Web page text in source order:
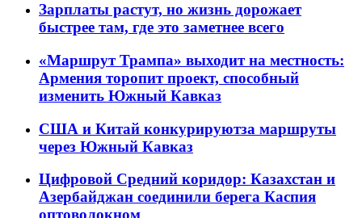
Зарплаты растут, но жизнь дорожает
быстрее там, где это заметнее всего
«Маршрут Трампа» выходит на местность:
Армения торопит проект, способный
изменить Южный Кавказ
США и Китай конкурируютза маршруты
через Южный Кавказ
Цифровой Средний коридор: Казахстан и
Азербайджан соединили берега Каспия